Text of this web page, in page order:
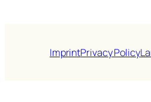
ImprintPrivacy Policy